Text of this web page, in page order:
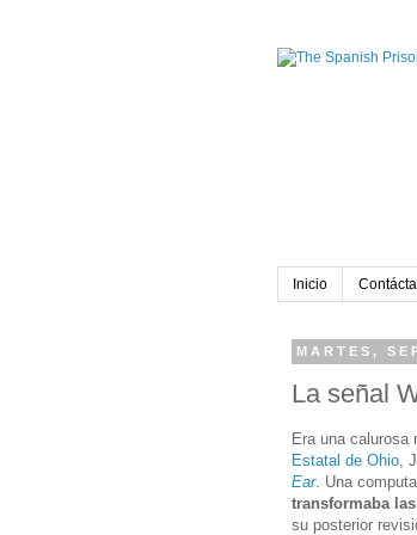
Inicio
MARTES,
La señal
Era una calurosa
Estatal de Ohio,
Ear. Una
transformaba
su posterior